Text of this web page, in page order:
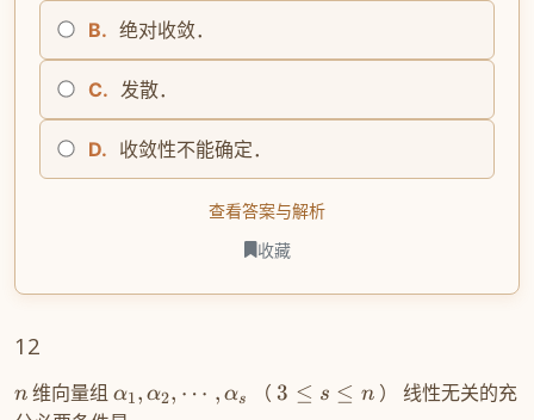
B. 绝对收敛．
C. 发散．
D. 收敛性不能确定．
查看答案与解析
收藏
12
n 维向量组 α1, α2, ⋯ , αs （3 ≤ s ≤ n） 线性无关的充